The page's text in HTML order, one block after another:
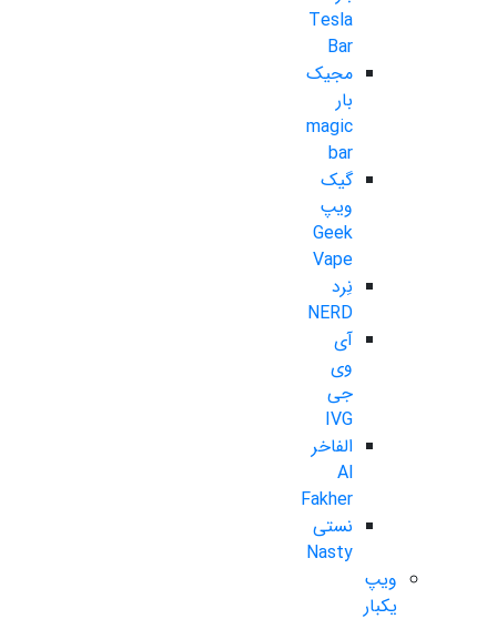
Tesla
Bar
مجیک
بار
magic
bar
گیک
ویپ
Geek
Vape
نِرد
NERD
آی
وی
جی
IVG
الفاخر
Al
Fakher
نستی
Nasty
ویپ
یکبار